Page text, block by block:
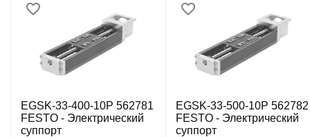
EGSK-33-400-10P 562781
FESTO - Электрический
суппорт
EGSK-33-500-10P 562782
FESTO - Электрический
суппорт